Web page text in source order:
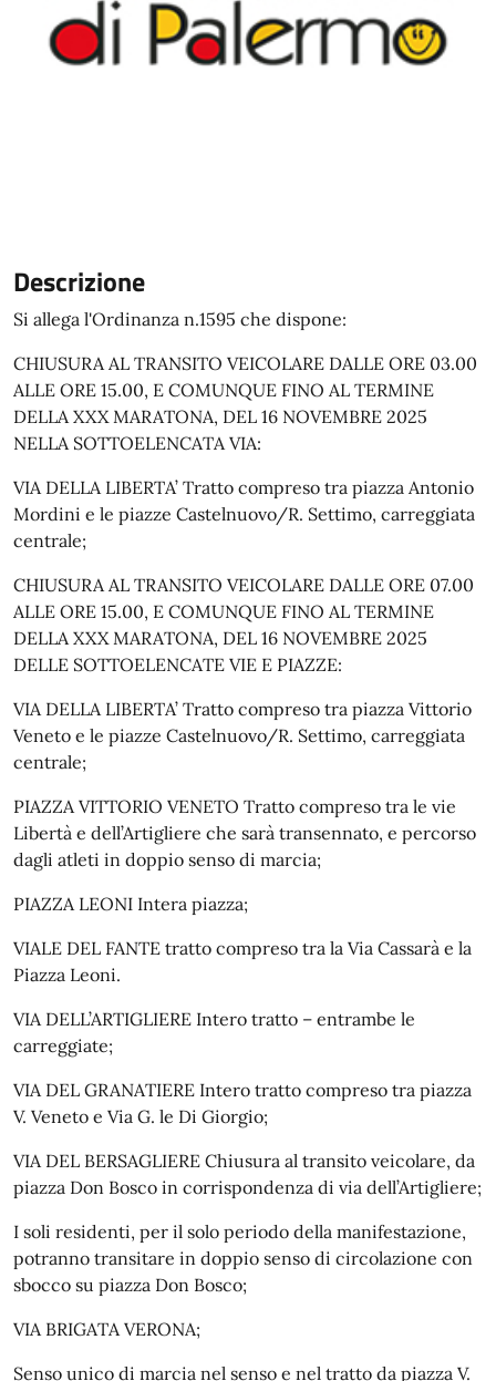
Descrizione
Si allega l'Ordinanza n.1595 che dispone:
CHIUSURA AL TRANSITO VEICOLARE DALLE ORE 03.00
ALLE ORE 15.00, E COMUNQUE FINO AL TERMINE
DELLA XXX MARATONA, DEL 16 NOVEMBRE 2025
NELLA SOTTOELENCATA VIA:
VIA DELLA LIBERTA’ Tratto compreso tra piazza Antonio
Mordini e le piazze Castelnuovo/R. Settimo, carreggiata
centrale;
CHIUSURA AL TRANSITO VEICOLARE DALLE ORE 07.00
ALLE ORE 15.00, E COMUNQUE FINO AL TERMINE
DELLA XXX MARATONA, DEL 16 NOVEMBRE 2025
DELLE SOTTOELENCATE VIE E PIAZZE:
VIA DELLA LIBERTA’ Tratto compreso tra piazza Vittorio
Veneto e le piazze Castelnuovo/R. Settimo, carreggiata
centrale;
PIAZZA VITTORIO VENETO Tratto compreso tra le vie
Libertà e dell’Artigliere che sarà transennato, e percorso
dagli atleti in doppio senso di marcia;
PIAZZA LEONI Intera piazza;
VIALE DEL FANTE tratto compreso tra la Via Cassarà e la
Piazza Leoni.
VIA DELL’ARTIGLIERE Intero tratto – entrambe le
carreggiate;
VIA DEL GRANATIERE Intero tratto compreso tra piazza
V. Veneto e Via G. le Di Giorgio;
VIA DEL BERSAGLIERE Chiusura al transito veicolare, da
piazza Don Bosco in corrispondenza di via dell’Artigliere;
I soli residenti, per il solo periodo della manifestazione,
potranno transitare in doppio senso di circolazione con
sbocco su piazza Don Bosco;
VIA BRIGATA VERONA;
Senso unico di marcia nel senso e nel tratto da piazza V.